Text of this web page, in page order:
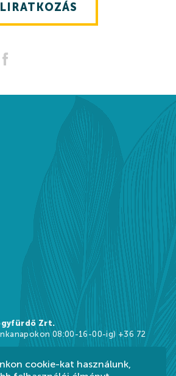
cookie-kat használunk,
Zrt.
08:00-16-00-ig) +36 72
L. u. 7.